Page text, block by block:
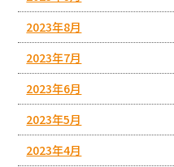
2023年8月
2023年7月
2023年6月
2023年5月
2023年4月